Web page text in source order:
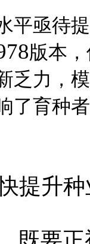
平亟待
版本
乏力，
了育种
提升